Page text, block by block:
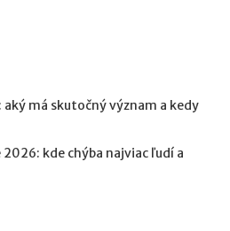
má skutočný význam a kedy
kde chýba najviac ľudí a